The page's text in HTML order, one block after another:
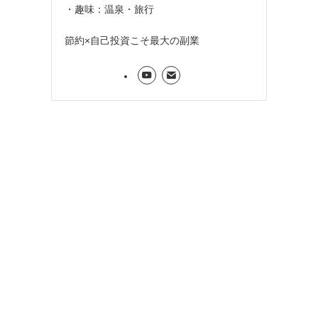
・趣味：温泉・旅行
節約×自己投資こそ最大の副業